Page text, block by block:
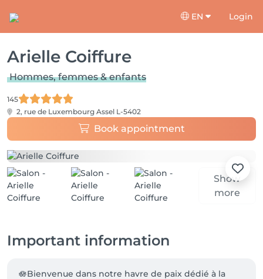
EN Login
Arielle Coiffure
Hommes, femmes & enfants
145
2, rue de Luxembourg Assel L-5402
Book appointment
Show
more
Important information